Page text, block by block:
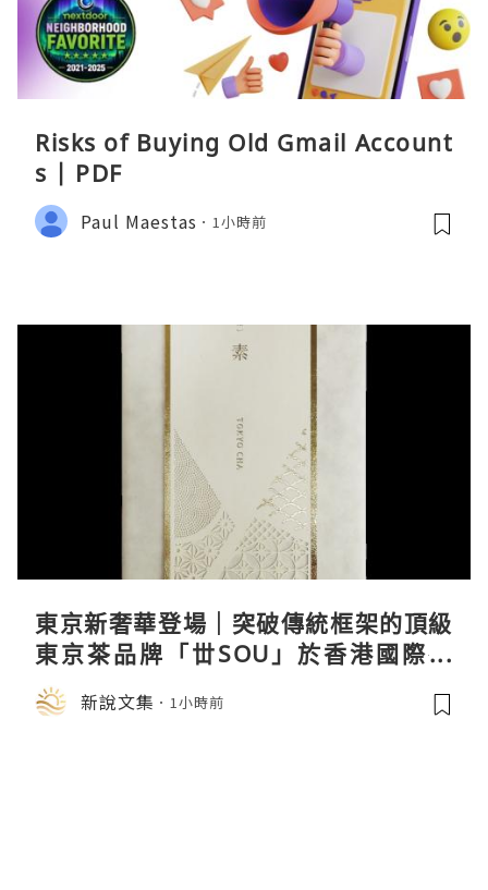
Risks of Buying Old Gmail Account
s | PDF
Paul Maestas 1小時前
東京新奢華登場｜突破傳統框架的頂級
東京茶品牌「丗SOU」於香港國際茶
展首度亮相
新說文集 1小時前